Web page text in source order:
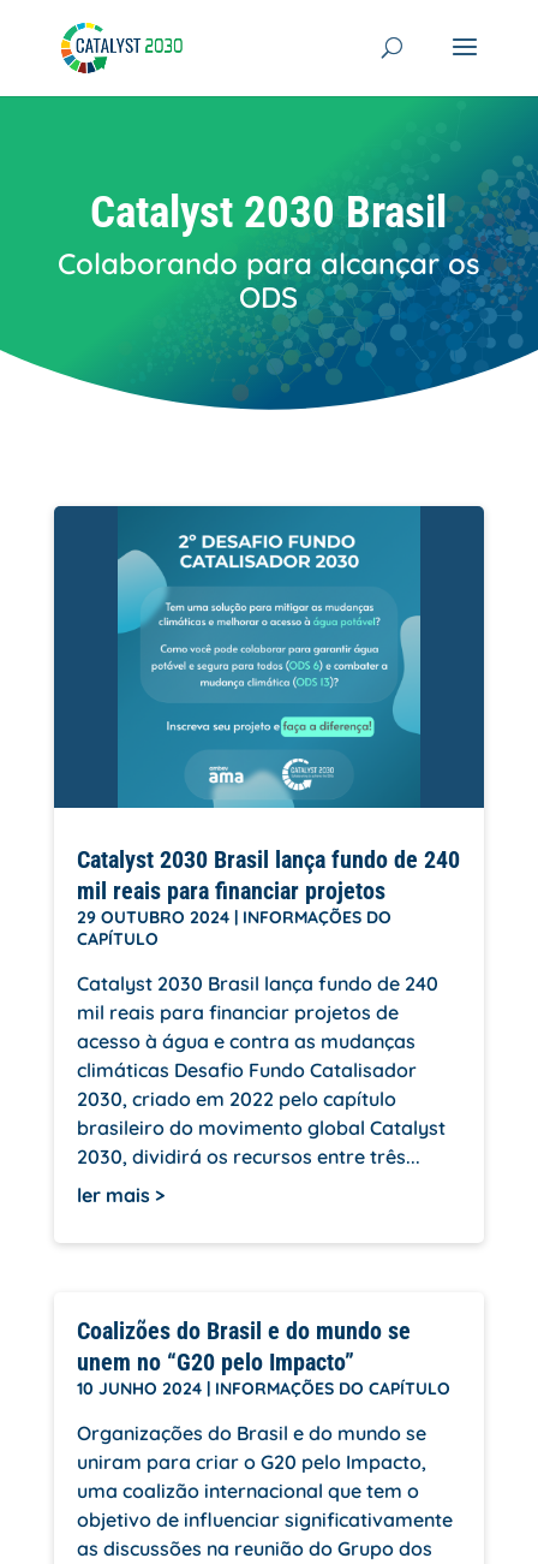
content
Catalyst 2030 Brasil
Colaborando para alcançar os
ODS
Catalyst 2030 Brasil lança fundo de 240
mil reais para financiar projetos
29 OUTUBRO 2024| INFORMAÇÕES DO
CAPÍTULO
Catalyst 2030 Brasil lança fundo de 240
mil reais para financiar projetos de
acesso à água e contra as mudanças
climáticas Desafio Fundo Catalisador
2030, criado em 2022 pelo capítulo
brasileiro do movimento global Catalyst
2030, dividirá os recursos entre três...
ler mais
Coalizões do Brasil e do mundo se
unem no “G20 pelo Impacto”
10 JUNHO 2024| INFORMAÇÕES DO CAPÍTULO
Organizações do Brasil e do mundo se
uniram para criar o G20 pelo Impacto,
uma coalizão internacional que tem o
objetivo de influenciar significativamente
as discussões na reunião do Grupo dos